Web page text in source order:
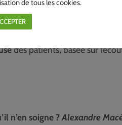
des patients, basée sur
n’en soigne ?Alexandre
de tous les cookies.